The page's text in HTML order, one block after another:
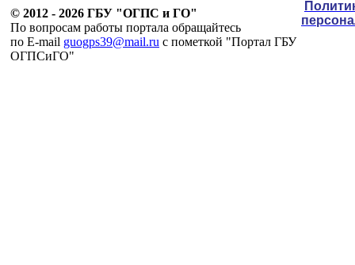
© 2012 - 2026 ГБУ "ОГПС и ГО"
По вопросам работы портала обращайтесь
по E-mail guogps39@mail.ru c пометкой "Портал ГБУ
ОГПСиГО"